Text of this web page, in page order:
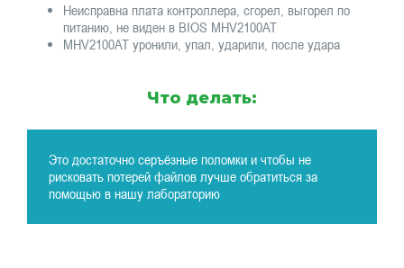
Неисправна плата контроллера, сгорел, выгорел по
питанию, не виден в BIOS MHV2100AT
MHV2100AT уронили, упал, ударили, после удара
Что делать:
Это достаточно серъёзные поломки и чтобы не
рисковать потерей файлов лучше обратиться за
помощью в нашу лабораторию